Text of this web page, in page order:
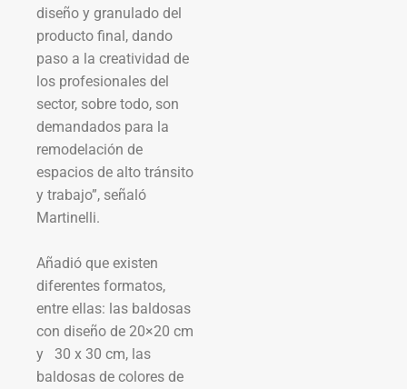
diseño y granulado del
producto final, dando
paso a la creatividad de
los profesionales del
sector, sobre todo, son
demandados para la
remodelación de
espacios de alto tránsito
y trabajo”, señaló
Martinelli.
Añadió que existen
diferentes formatos,
entre ellas: las baldosas
con diseño de 20×20 cm
y 30 x 30 cm, las
baldosas de colores de